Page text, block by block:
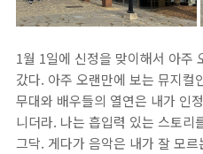
1월 1일에 신정을 맞이해서 아주
갔다. 아주 오랜만에 보는 뮤지컬
무대와 배우들의 열연은 내가 인
니더라. 나는 흡입력 있는 스토리
그닥. 게다가 음악은 내가 잘 모